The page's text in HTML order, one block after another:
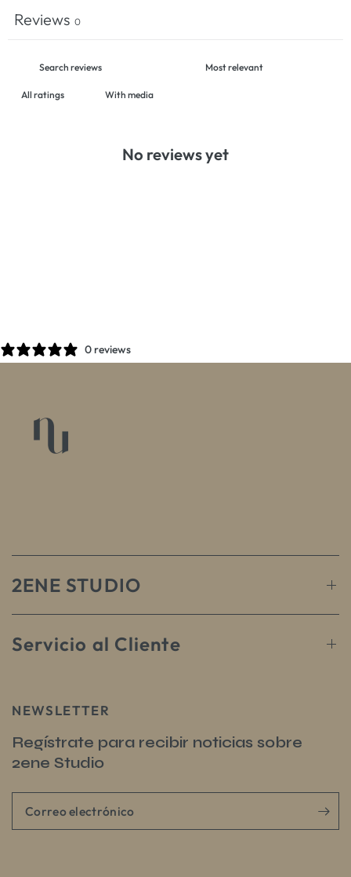
Reviews 0
With media
No reviews yet
0 reviews
2ENE STUDIO
Servicio al Cliente
NEWSLETTER
Regístrate para recibir noticias sobre
2ene Studio
Correo electrónico